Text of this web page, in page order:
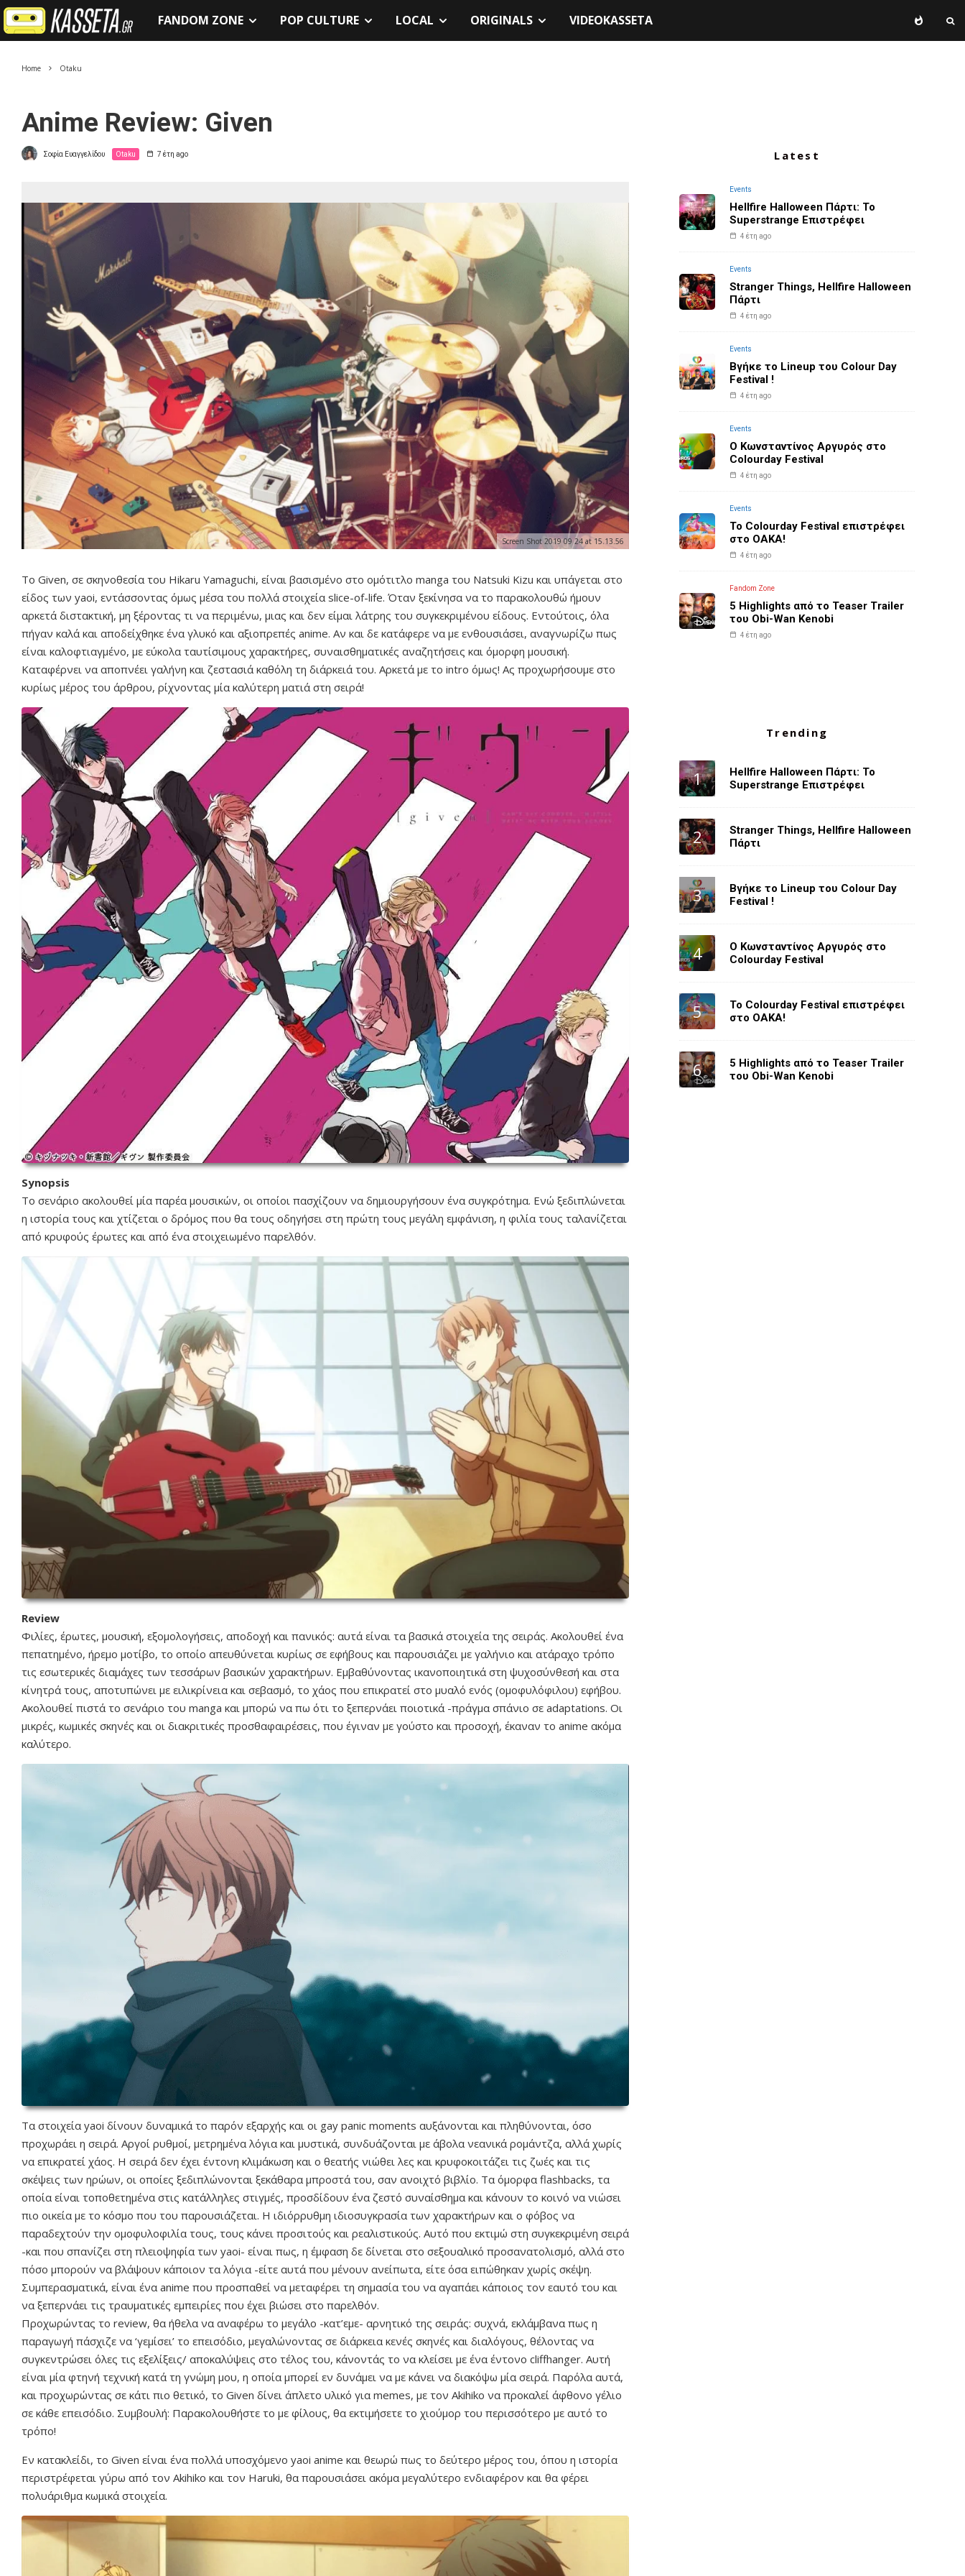
FANDOM ZONE POP CULTURE LOCAL ORIGINALS VIDEOKASSETA
Home Otaku
Anime Review: Given
Σοφία Ευαγγελίδου Otaku 7 έτη ago
Screen Shot 2019 09 24 at 15.13.56
Το Given, σε σκηνοθεσία του Hikaru Yamaguchi, είναι βασισμένο στο ομότιτλο manga του Natsuki Kizu και υπάγεται στο
είδος των yaoi, εντάσσοντας όμως μέσα του πολλά στοιχεία slice-of-life. Όταν ξεκίνησα να το παρακολουθώ ήμουν
αρκετά διστακτική, μη ξέροντας τι να περιμένω, μιας και δεν είμαι λάτρης του συγκεκριμένου είδους. Εντούτοις, όλα
πήγαν καλά και αποδείχθηκε ένα γλυκό και αξιοπρεπές anime. Αν και δε κατάφερε να με ενθουσιάσει, αναγνωρίζω πως
είναι καλοφτιαγμένο, με εύκολα ταυτίσιμους χαρακτήρες, συναισθηματικές αναζητήσεις και όμορφη μουσική.
Καταφέρνει να αποπνέει γαλήνη και ζεστασιά καθόλη τη διάρκειά του. Αρκετά με το intro όμως! Ας προχωρήσουμε στο
κυρίως μέρος του άρθρου, ρίχνοντας μία καλύτερη ματιά στη σειρά!
Synopsis
Το σενάριο ακολουθεί μία παρέα μουσικών, οι οποίοι πασχίζουν να δημιουργήσουν ένα συγκρότημα. Ενώ ξεδιπλώνεται
η ιστορία τους και χτίζεται ο δρόμος που θα τους οδηγήσει στη πρώτη τους μεγάλη εμφάνιση, η φιλία τους ταλανίζεται
από κρυφούς έρωτες και από ένα στοιχειωμένο παρελθόν.
Review
Φιλίες, έρωτες, μουσική, εξομολογήσεις, αποδοχή και πανικός: αυτά είναι τα βασικά στοιχεία της σειράς. Ακολουθεί ένα
πεπατημένο, ήρεμο μοτίβο, το οποίο απευθύνεται κυρίως σε εφήβους και παρουσιάζει με γαλήνιο και ατάραχο τρόπο
τις εσωτερικές διαμάχες των τεσσάρων βασικών χαρακτήρων. Εμβαθύνοντας ικανοποιητικά στη ψυχοσύνθεσή και στα
κίνητρά τους, αποτυπώνει με ειλικρίνεια και σεβασμό, το χάος που επικρατεί στο μυαλό ενός (ομοφυλόφιλου) εφήβου.
Ακολουθεί πιστά το σενάριο του manga και μπορώ να πω ότι το ξεπερνάει ποιοτικά -πράγμα σπάνιο σε adaptations. Οι
μικρές, κωμικές σκηνές και οι διακριτικές προσθαφαιρέσεις, που έγιναν με γούστο και προσοχή, έκαναν το anime ακόμα
καλύτερο.
Tα στοιχεία yaoi δίνουν δυναμικά το παρόν εξαρχής και οι gay panic moments αυξάνονται και πληθύνονται, όσο
προχωράει η σειρά. Αργοί ρυθμοί, μετρημένα λόγια και μυστικά, συνδυάζονται με άβολα νεανικά ρομάντζα, αλλά χωρίς
να επικρατεί χάος. Η σειρά δεν έχει έντονη κλιμάκωση και ο θεατής νιώθει λες και κρυφοκοιτάζει τις ζωές και τις
σκέψεις των ηρώων, οι οποίες ξεδιπλώνονται ξεκάθαρα μπροστά του, σαν ανοιχτό βιβλίο. Τα όμορφα flashbacks, τα
οποία είναι τοποθετημένα στις κατάλληλες στιγμές, προσδίδουν ένα ζεστό συναίσθημα και κάνουν το κοινό να νιώσει
πιο οικεία με το κόσμο που του παρουσιάζεται. Η ιδιόρρυθμη ιδιοσυγκρασία των χαρακτήρων και ο φόβος να
παραδεχτούν την ομοφυλοφιλία τους, τους κάνει προσιτούς και ρεαλιστικούς. Αυτό που εκτιμώ στη συγκεκριμένη σειρά
-και που σπανίζει στη πλειοψηφία των yaoi- είναι πως, η έμφαση δε δίνεται στο σεξουαλικό προσανατολισμό, αλλά στο
πόσο μπορούν να βλάψουν κάποιον τα λόγια -είτε αυτά που μένουν ανείπωτα, είτε όσα ειπώθηκαν χωρίς σκέψη.
Συμπερασματικά, είναι ένα anime που προσπαθεί να μεταφέρει τη σημασία του να αγαπάει κάποιος τον εαυτό του και
να ξεπερνάει τις τραυματικές εμπειρίες που έχει βιώσει στο παρελθόν.
Προχωρώντας το review, θα ήθελα να αναφέρω το μεγάλο -κατ’εμε- αρνητικό της σειράς: συχνά, εκλάμβανα πως η
παραγωγή πάσχιζε να ‘γεμίσει’ το επεισόδιο, μεγαλώνοντας σε διάρκεια κενές σκηνές και διαλόγους, θέλοντας να
συγκεντρώσει όλες τις εξελίξεις/ αποκαλύψεις στο τέλος του, κάνοντάς το να κλείσει με ένα έντονο cliffhanger. Αυτή
είναι μία φτηνή τεχνική κατά τη γνώμη μου, η οποία μπορεί εν δυνάμει να με κάνει να διακόψω μία σειρά. Παρόλα αυτά,
και προχωρώντας σε κάτι πιο θετικό, το Given δίνει άπλετο υλικό για memes, με τον Akihiko να προκαλεί άφθονο γέλιο
σε κάθε επεισόδιο. Συμβουλή: Παρακολουθήστε το με φίλους, θα εκτιμήσετε το χιούμορ του περισσότερο με αυτό το
τρόπο!
Εν κατακλείδι, το Given είναι ένα πολλά υποσχόμενο yaoi anime και θεωρώ πως το δεύτερο μέρος του, όπου η ιστορία
περιστρέφεται γύρω από τον Akihiko και τον Haruki, θα παρουσιάσει ακόμα μεγαλύτερο ενδιαφέρον και θα φέρει
πολυάριθμα κωμικά στοιχεία.
Latest
Events
Hellfire Halloween Πάρτι: Το
Superstrange Επιστρέφει
4 έτη ago
Events
Stranger Things, Hellfire Halloween
Πάρτι
4 έτη ago
Events
Βγήκε το Lineup του Colour Day
Festival !
4 έτη ago
Events
O Κωνσταντίνος Αργυρός στο
Colourday Festival
4 έτη ago
Events
Το Colourday Festival επιστρέφει
στο ΟΑΚΑ!
4 έτη ago
Fandom Zone
5 Highlights από το Teaser Trailer
του Obi-Wan Kenobi
4 έτη ago
Trending
Hellfire Halloween Πάρτι: Το
Superstrange Επιστρέφει
Stranger Things, Hellfire Halloween
Πάρτι
Βγήκε το Lineup του Colour Day
Festival !
O Κωνσταντίνος Αργυρός στο
Colourday Festival
Το Colourday Festival επιστρέφει
στο ΟΑΚΑ!
5 Highlights από το Teaser Trailer
του Obi-Wan Kenobi